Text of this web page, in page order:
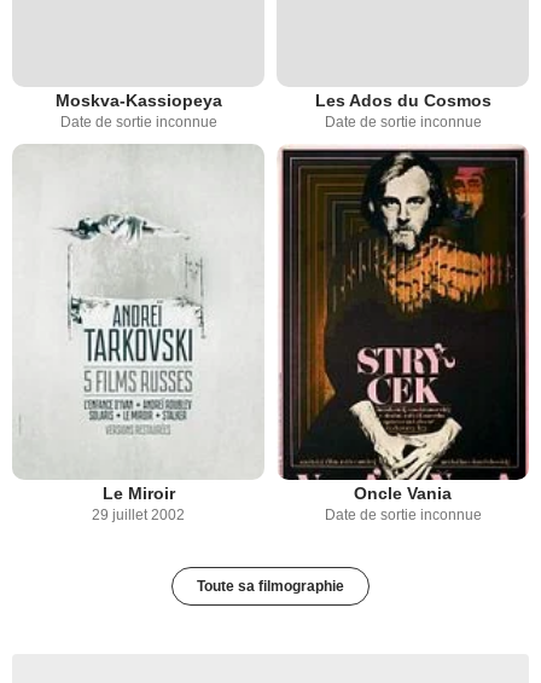
Moskva-Kassiopeya
Date de sortie inconnue
Les Ados du Cosmos
Date de sortie inconnue
Le Miroir
29 juillet 2002
Oncle Vania
Date de sortie inconnue
Toute sa filmographie